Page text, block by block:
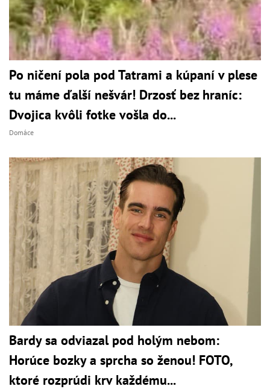
Po ničení pola pod Tatrami a kúpaní v plese
tu máme ďalší nešvár! Drzosť bez hraníc:
Dvojica kvôli fotke vošla do...
Domáce
Bardy sa odviazal pod holým nebom:
Horúce bozky a sprcha so ženou! FOTO,
ktoré rozprúdi krv každému...